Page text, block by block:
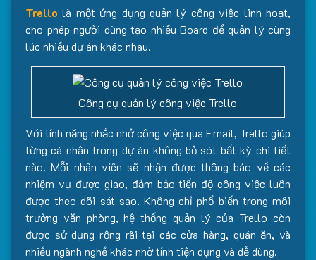
Trello là một ứng dụng quản lý công việc linh hoạt,
cho phép người dùng tạo nhiều Board để quản lý cùng
lúc nhiều dự án khác nhau.
Công cụ quản lý công việc Trello
Với tính năng nhắc nhở công việc qua Email, Trello giúp
từng cá nhân trong dự án không bỏ sót bất kỳ chi tiết
nào. Mỗi nhân viên sẽ nhận được thông báo về các
nhiệm vụ được giao, đảm bảo tiến độ công việc luôn
được theo dõi sát sao. Không chỉ phổ biến trong môi
trường văn phòng, hệ thống quản lý của Trello còn
được sử dụng rộng rãi tại các cửa hàng, quán ăn, và
nhiều ngành nghề khác nhờ tính tiện dụng và dễ dùng.